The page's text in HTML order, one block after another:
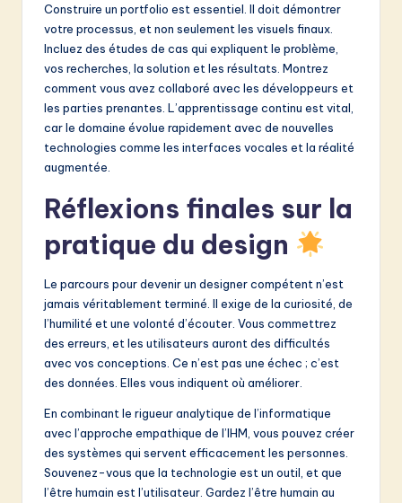
Construire un portfolio est essentiel. Il doit démontrer
votre processus, et non seulement les visuels finaux.
Incluez des études de cas qui expliquent le problème,
vos recherches, la solution et les résultats. Montrez
comment vous avez collaboré avec les développeurs et
les parties prenantes. L’apprentissage continu est vital,
car le domaine évolue rapidement avec de nouvelles
technologies comme les interfaces vocales et la réalité
augmentée.
Réflexions finales sur la
pratique du design
Le parcours pour devenir un designer compétent n’est
jamais véritablement terminé. Il exige de la curiosité, de
l’humilité et une volonté d’écouter. Vous commettrez
des erreurs, et les utilisateurs auront des difficultés
avec vos conceptions. Ce n’est pas une échec ; c’est
des données. Elles vous indiquent où améliorer.
En combinant le rigueur analytique de l’informatique
avec l’approche empathique de l’IHM, vous pouvez créer
des systèmes qui servent efficacement les personnes.
Souvenez-vous que la technologie est un outil, et que
l’être humain est l’utilisateur. Gardez l’être humain au